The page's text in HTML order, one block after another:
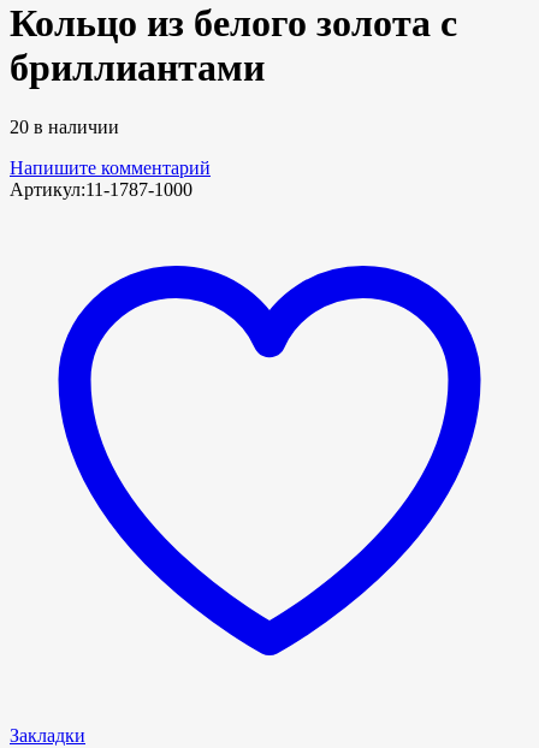
Кольцо из белого золота с
бриллиантами
20 в наличии
Напишите комментарий
Артикул:11-1787-1000
Закладки